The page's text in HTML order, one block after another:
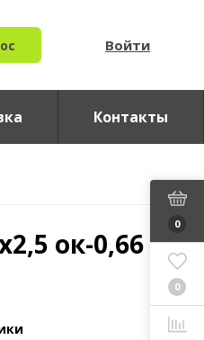
Войти
Контакты
0
0
ок-0,66